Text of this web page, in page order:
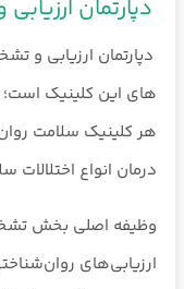
دپارتمان
دپارتمان ارزیابی
های این کلینیک
هر کلینیک سلامت
درمان انواع اختلالات
وظیفه اصلی بخش
ارزیابی‌های